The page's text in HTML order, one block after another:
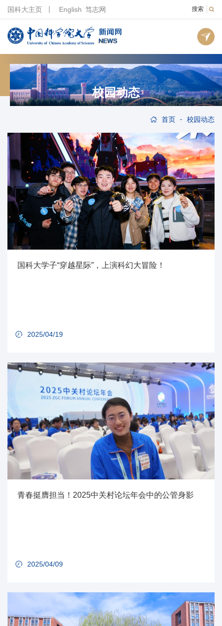
搜索
国科大主页 English 笃志网
校园动态
首页 - 校园动态
国科大学子“穿越星际”，上演科幻大冒险！
2025/04/19
青春挺膺担当！2025中关村论坛年会中的公管身影
2025/04/09